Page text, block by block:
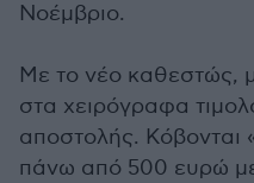
Νοέμβριο.
Με το νέο καθεστώς,
στα χειρόγραφα
αποστολής. Κόβονται
πάνω από 500 ευρώ